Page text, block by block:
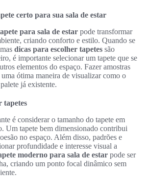
certo para sua sala de estar
para sala de estar pode transformar
criando conforto e estilo. Quando se
dicas para escolher tapetes são
é importante selecionar um tapete que se
elementos do espaço. Fazer amostras
uma ótima maneira de visualizar como o
já existente.
tapetes
é considerar o tamanho do tapete em
Um tapete bem dimensionado contribui
no espaço. Além disso, padrões e
profundidade e interesse visual a
moderno para sala de estar pode ser
criando um ponto focal dinâmico sem